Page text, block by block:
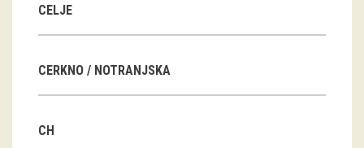
Arhiv razstav
dogodki
CELJE
CERKNO / NOTRANJSKA
CH